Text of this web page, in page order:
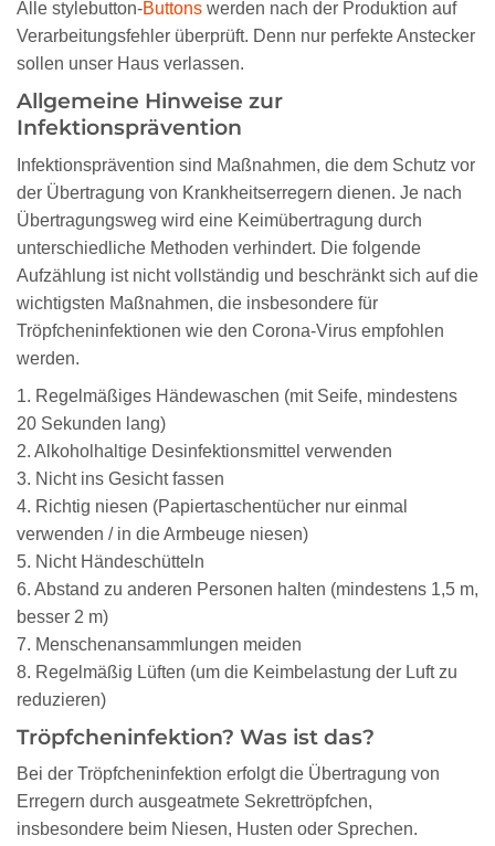
Alle stylebutton-Buttons werden nach der Produktion auf
Verarbeitungsfehler überprüft. Denn nur perfekte Anstecker
sollen unser Haus verlassen.
Allgemeine Hinweise zur
Infektionsprävention
Infektionsprävention sind Maßnahmen, die dem Schutz vor
der Übertragung von Krankheitserregern dienen. Je nach
Übertragungsweg wird eine Keimübertragung durch
unterschiedliche Methoden verhindert. Die folgende
Aufzählung ist nicht vollständig und beschränkt sich auf die
wichtigsten Maßnahmen, die insbesondere für
Tröpfcheninfektionen wie den Corona-Virus empfohlen
werden.
1. Regelmäßiges Händewaschen (mit Seife, mindestens
20 Sekunden lang)
2. Alkoholhaltige Desinfektionsmittel verwenden
3. Nicht ins Gesicht fassen
4. Richtig niesen (Papiertaschentücher nur einmal
verwenden / in die Armbeuge niesen)
5. Nicht Händeschütteln
6. Abstand zu anderen Personen halten (mindestens 1,5 m,
besser 2 m)
7. Menschenansammlungen meiden
8. Regelmäßig Lüften (um die Keimbelastung der Luft zu
reduzieren)
Tröpfcheninfektion? Was ist das?
Bei der Tröpfcheninfektion erfolgt die Übertragung von
Erregern durch ausgeatmete Sekrettröpfchen,
insbesondere beim Niesen, Husten oder Sprechen.